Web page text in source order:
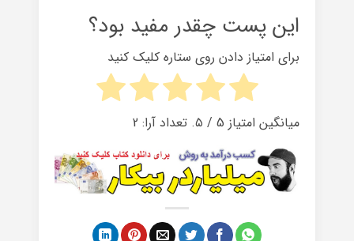
این پست چقدر مفید بود؟
برای امتیاز دادن روی ستاره کلیک کنید
میانگین امتیاز 5/ ۵. تعداد آرا: 2